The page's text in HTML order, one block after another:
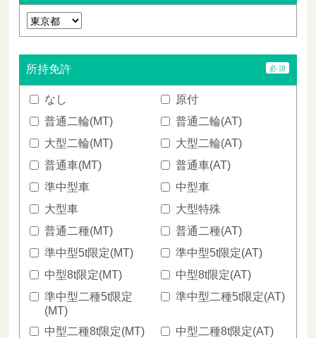
所持免許
なし
原付
普通二輪(MT)
普通二輪(AT)
大型二輪(MT)
大型二輪(AT)
普通車(MT)
普通車(AT)
準中型車
中型車
大型車
大型特殊
普通二種(MT)
普通二種(AT)
準中型5t限定(MT)
準中型5t限定(AT)
中型8t限定(MT)
中型8t限定(AT)
準中型二種5t限定
(MT)
準中型二種5t限定(AT)
中型二種8t限定(MT)
中型二種8t限定(AT)